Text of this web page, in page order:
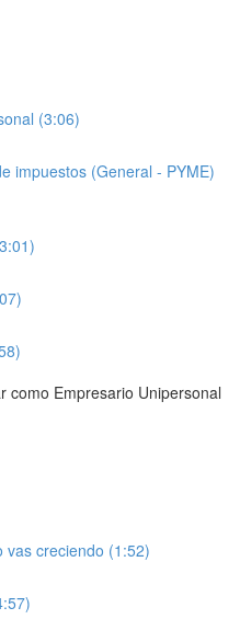
(3:06)
impuestos (General - PYME)
como Empresario Unipersonal
vas creciendo (1:52)